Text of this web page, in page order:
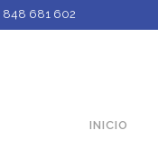
848 681 602
INICIO